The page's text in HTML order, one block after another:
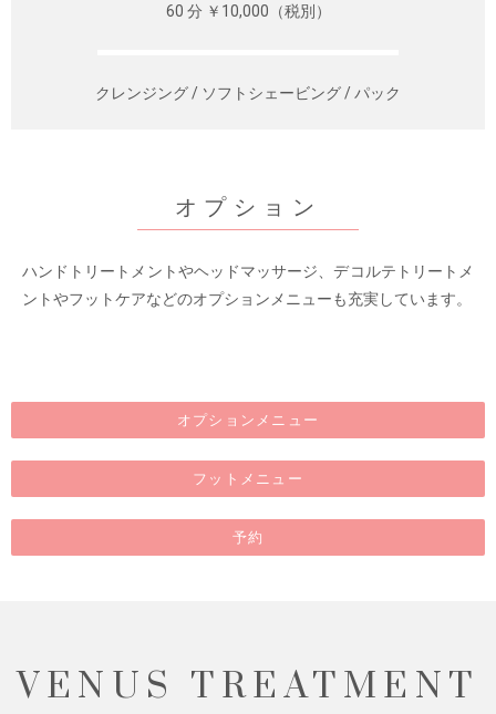
60 分 ￥10,000（税別）
クレンジング / ソフトシェービング / パック
オプション
ハンドトリートメントやヘッドマッサージ、デコルテトリートメ
ントやフットケアなどのオプションメニューも充実しています。
オプションメニュー
フットメニュー
予約
VENUS TREATMENT